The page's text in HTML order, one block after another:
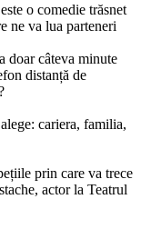
o comedie trăsnet
ne va lua parteneri
doar câteva minute
distanță de
cariera, familia,
prin care va trece
actor la Teatrul